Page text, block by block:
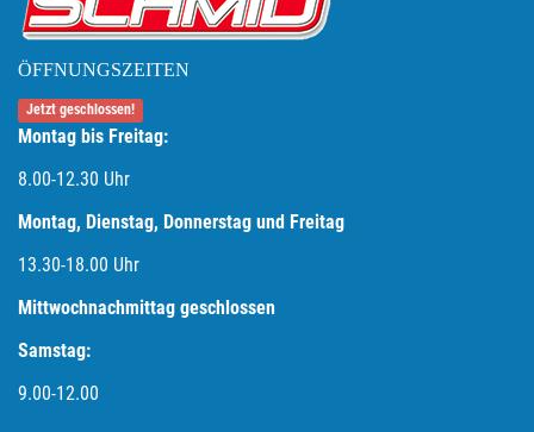
ÖFFNUNGSZEITEN
Jetzt geschlossen!
Montag bis Freitag:
8.00-12.30 Uhr
Montag, Dienstag, Donnerstag und Freitag
13.30-18.00 Uhr
Mittwochnachmittag geschlossen
Samstag:
9.00-12.00